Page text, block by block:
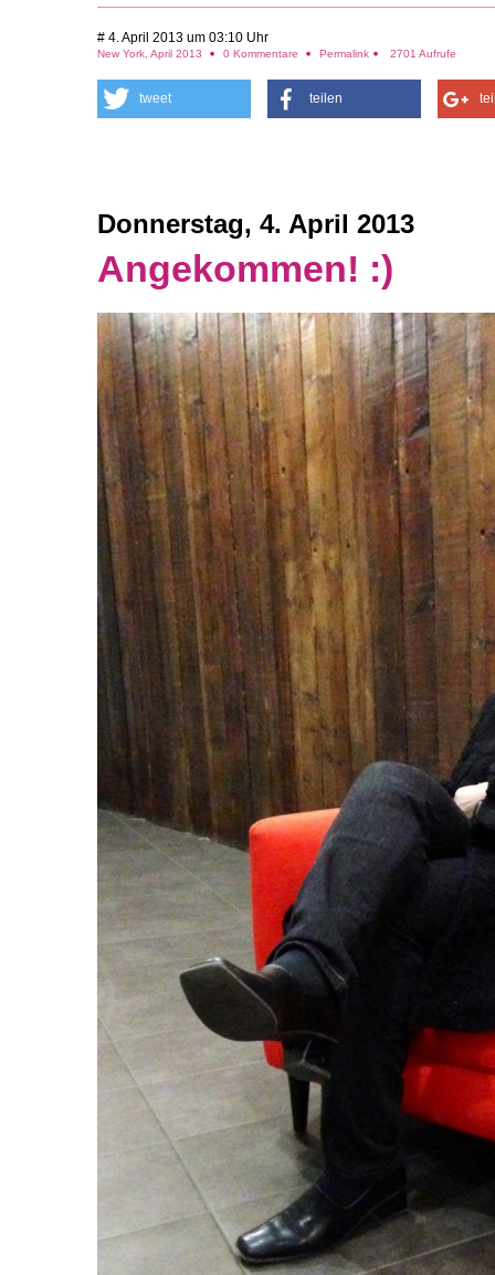
# 4. April 2013 um 03:10 Uhr
New York, April 2013 0 Kommentare Permalink 2701 Aufrufe
tweet teilen
Donnerstag, 4. April 2013
Angekommen! :)